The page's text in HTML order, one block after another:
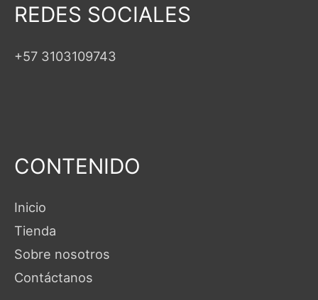
REDES SOCIALES
+57 3103109743
CONTENIDO
Inicio
Tienda
Sobre nosotros
Contáctanos